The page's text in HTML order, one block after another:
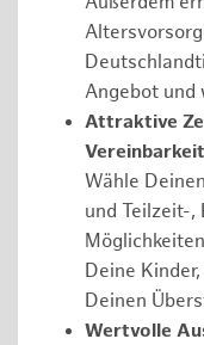
Angebot und
Attraktive
Wähle
und Teilzeit-,
Deine
Deinen
Wertvolle